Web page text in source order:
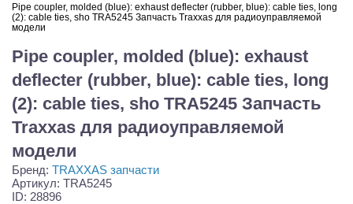
Автомодели
Запчасти и аксессуары
Игрушки
Самолеты
Квадрокоптеры
Судомодели
Pipe coupler, molded (blue): exhaust deflecter (rubber, blue): cable ties, long
(2): cable ties, sho TRA5245 Запчасть Traxxas для радиоуправляемой
модели
Pipe coupler, molded (blue): exhaust
deflecter (rubber, blue): cable ties, long
(2): cable ties, sho TRA5245 Запчасть
Traxxas для радиоуправляемой
модели
Бренд: TRAXXAS запчасти
Артикул: TRA5245
ID: 28896